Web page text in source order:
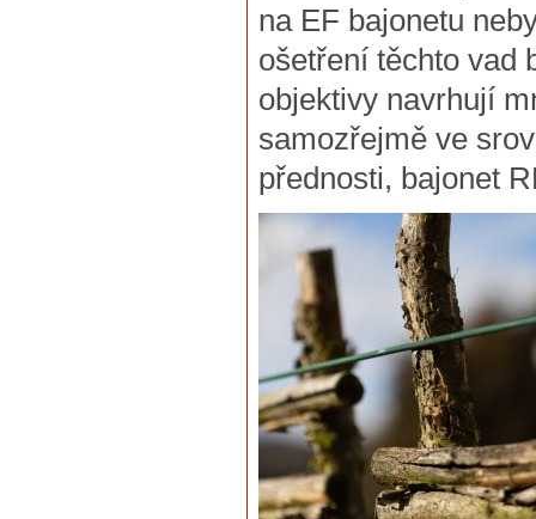
na EF bajonetu
ošetření těchto vad
objektivy navrhují
samozřejmě ve
přednosti, bajonet